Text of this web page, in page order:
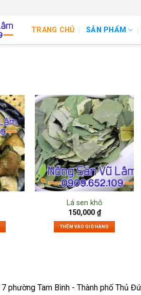
TRANG CHỦ SẢN PHẨM
Lá sen khô
150,000 ₫
THÊM VÀO GIỎ HÀNG
phường Tam Bình - Thành phố Thủ